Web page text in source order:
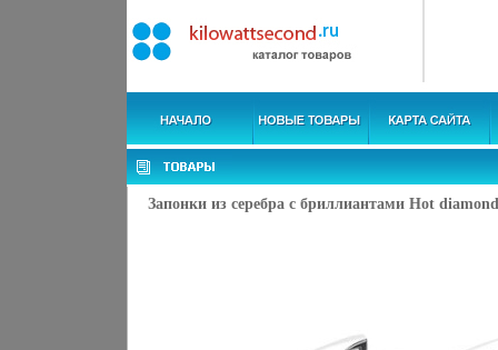
Запонки из серебра с бриллиантами Hot